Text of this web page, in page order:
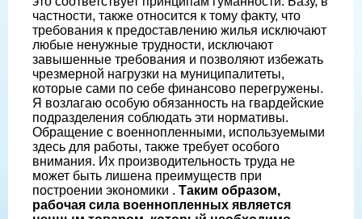
частности, также относится к тому факту, что
требования к предоставлению жилья исключают
любые ненужные трудности, исключают
завышенные требования и позволяют избежать
чрезмерной нагрузки на муниципалитеты,
которые сами по себе финансово перегружены.
Я возлагаю особую обязанность на гвардейские
подразделения соблюдать эти нормативы.
Обращение с военнопленными, используемыми
здесь для работы, также требует особого
внимания. Их производительность труда не
может быть лишена преимуществ при
построении экономики . Таким образом,
рабочая сила военнопленных является